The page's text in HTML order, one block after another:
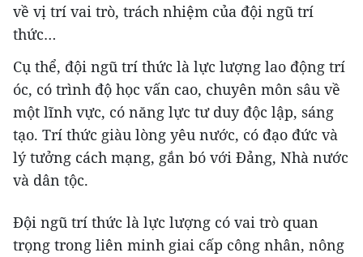
về vị trí vai trò, trách nhiệm của đội ngũ trí
thức…
Cụ thể, đội ngũ trí thức là lực lượng lao động trí
óc, có trình độ học vấn cao, chuyên môn sâu về
một lĩnh vực, có năng lực tư duy độc lập, sáng
tạo. Trí thức giàu lòng yêu nước, có đạo đức và
lý tưởng cách mạng, gắn bó với Đảng, Nhà nước
và dân tộc.
Đội ngũ trí thức là lực lượng có vai trò quan
trọng trong liên minh giai cấp công nhân, nông